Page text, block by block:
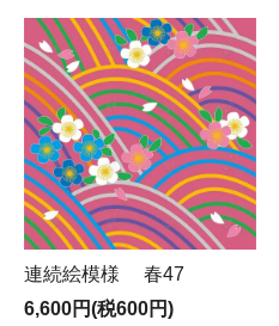
連続絵模様 春47
6,600円(税600円)